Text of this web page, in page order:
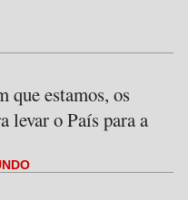
que estamos, os
levar o País para a